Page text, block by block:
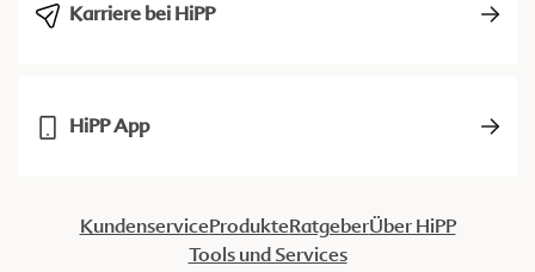
Karriere bei HiPP
HiPP App
KundenserviceProdukteRatgeberÜber HiPP
Tools und Services